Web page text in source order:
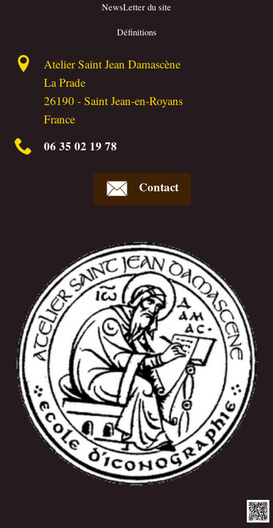
NewsLetter du site
Définitions
Atelier Saint Jean Damascène
La Prade
26190 -Saint Jean-en-Royans
France
06 35 02 19 78
Contact